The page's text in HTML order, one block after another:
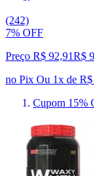
(242)
7% OFF
Preço R$ 92,91R$
no Pix Ou 1x de
Cupom 15%